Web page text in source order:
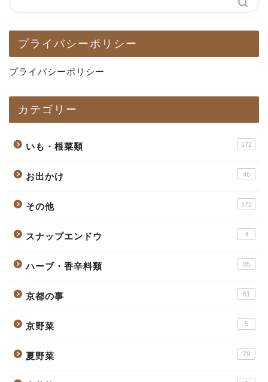
プライバシーポリシー
プライバシーポリシー
カテゴリー
いも・根菜類 172
お出かけ 46
その他 172
スナップエンドウ 4
ハーブ・香辛料類 35
京都の事 61
京野菜 5
夏野菜 79